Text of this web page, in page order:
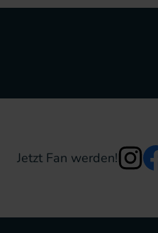
Jetzt Fan werden!